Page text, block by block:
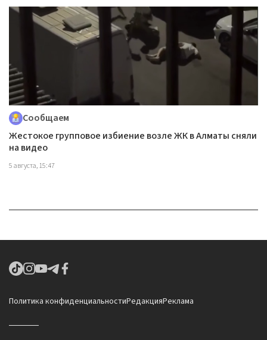
Сообщаем
Жестокое групповое избиение возле ЖК в Алматы сняли
на видео
5 августа, 15:47
Политика конфиденциальностиРедакцияРеклама